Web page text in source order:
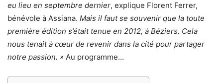
eu lieu en septembre dernier, explique Florent Ferrer,
bénévole à Assiana. Mais il faut se souvenir que la toute
première édition s’était tenue en 2012, à Béziers. Cela
nous tenait à cœur de revenir dans la cité pour partager
notre passion. » Au programme…